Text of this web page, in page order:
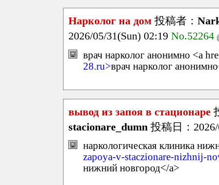
Нарколог на дом 投稿者：
2026/05/31(Sun) 02:19 No.52264
врач нарколог анонимно <a
28.ru>врач нарколог
вывод из запоя в стационаре
stacionare_dumn 投稿日：
наркологическая клиника
zapoya-v-staczionare-nizhnij-
нижний новгород</a>